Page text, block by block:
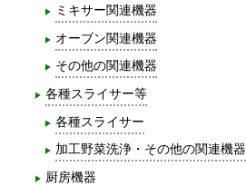
ミキサー関連機器
オーブン関連機器
その他の関連機器
各種スライサー等
各種スライサー
加工野菜洗浄・その他の関連機器
厨房機器